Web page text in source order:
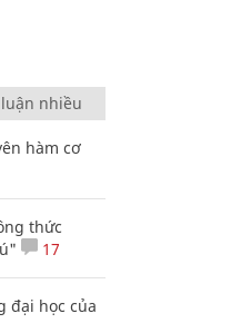
nhiều
hàm cơ
thức
17
đại học của